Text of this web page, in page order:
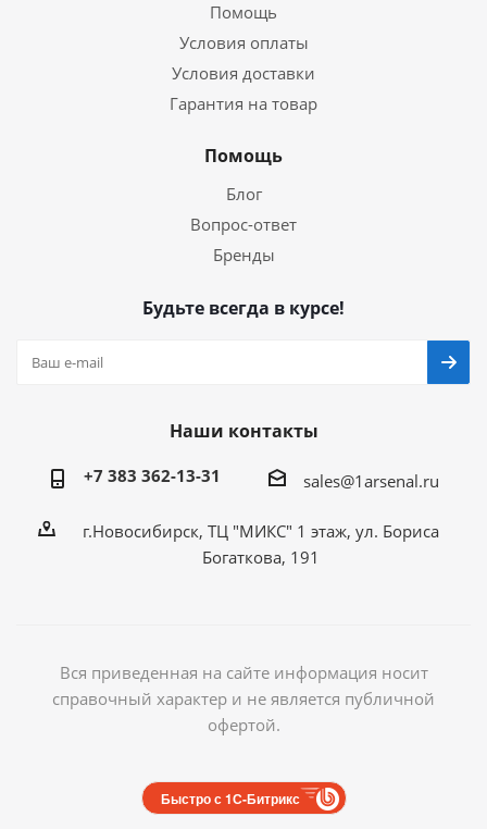
Помощь
Условия оплаты
Условия доставки
Гарантия на товар
Помощь
Блог
Вопрос-ответ
Бренды
Будьте всегда в курсе!
Наши контакты
+7 383 362-13-31 sales@1arsenal.ru
г.Новосибирск, ТЦ "МИКС" 1 этаж, ул. Бориса
Богаткова, 191
Вся приведенная на сайте информация носит
справочный характер и не является публичной
офертой.
Быстро с 1С-Битрикс